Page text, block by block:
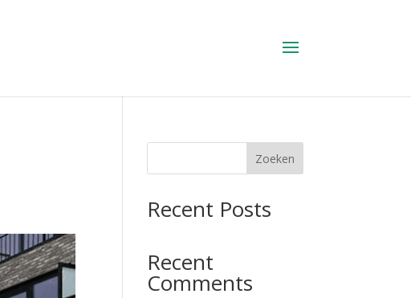
Zoeken
Recent Posts
Recent
Comments